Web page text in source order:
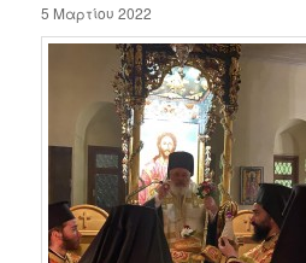
5 Μαρτίου 2022